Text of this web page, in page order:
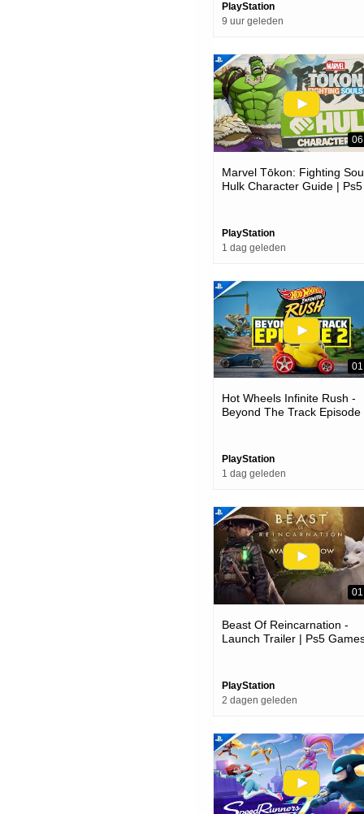
PlayStation
9 uur geleden
Marvel Tōkon: Fighting
Hulk Character Guide |
PlayStation
1 dag geleden
Hot Wheels Infinite Rush -
Beyond The Track Episode
PlayStation
1 dag geleden
Beast Of Reincarnation -
Launch Trailer | Ps5
PlayStation
2 dagen geleden